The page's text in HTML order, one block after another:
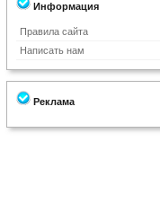
Информация
Правила сайта
Написать нам
Реклама